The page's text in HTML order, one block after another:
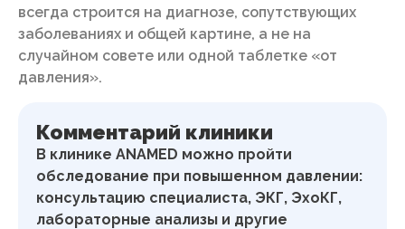
всегда строится на диагнозе, сопутствующих
заболеваниях и общей картине, а не на
случайном совете или одной таблетке «от
давления».
Комментарий клиники
В клинике ANAMED можно пройти
обследование при повышенном давлении:
консультацию специалиста, ЭКГ, ЭхоКГ,
лабораторные анализы и другие